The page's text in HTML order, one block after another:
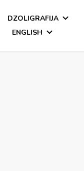
DZOLIGRAFIJA
ENGLISH